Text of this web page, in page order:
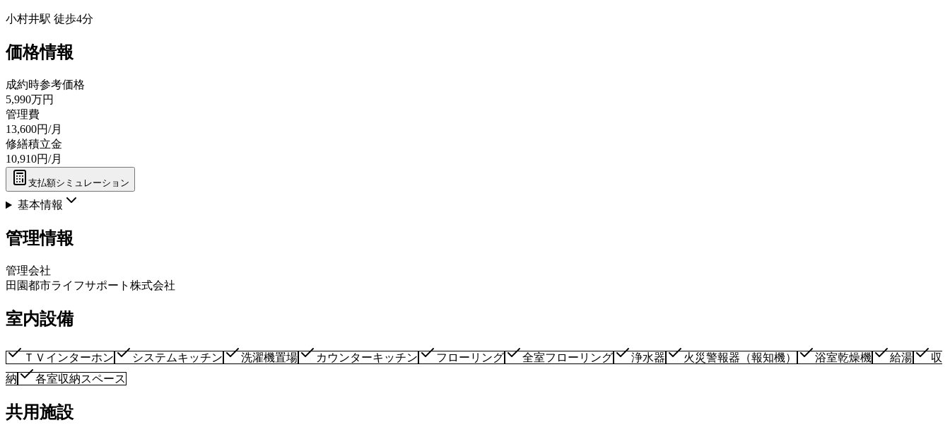
小村井駅 徒歩4分
価格情報
成約時参考価格
5,990万円
管理費
13,600円/月
修繕積立金
10,910円/月
支払額シミュレーション
基本情報
管理情報
管理会社
田園都市ライフサポート株式会社
室内設備
ＴＶインターホン システムキッチン 洗濯機置場 カウンターキッチン フローリング 全室フローリング 浄水器 火災警報器（報知機） 浴室乾燥機 給湯
収
納
各室収納スペース
共用施設